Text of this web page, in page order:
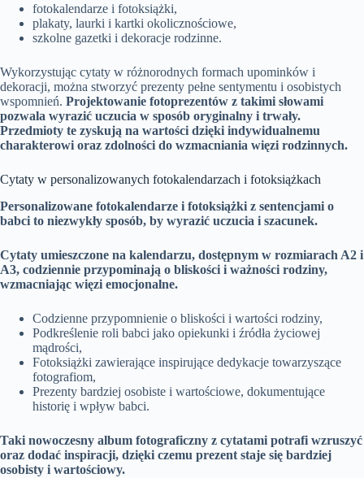
fotokalendarze i fotoksiążki,
plakaty, laurki i kartki okolicznościowe,
szkolne gazetki i dekoracje rodzinne.
Wykorzystując cytaty w różnorodnych formach upominków i
dekoracji, można stworzyć prezenty pełne sentymentu i osobistych
wspomnień. Projektowanie fotoprezentów z takimi słowami
pozwala wyrazić uczucia w sposób oryginalny i trwały.
Przedmioty te zyskują na wartości dzięki indywidualnemu
charakterowi oraz zdolności do wzmacniania więzi rodzinnych.
Cytaty w personalizowanych fotokalendarzach i fotoksiążkach
Personalizowane fotokalendarze i fotoksiążki z sentencjami o
babci to niezwykły sposób, by wyrazić uczucia i szacunek.
Cytaty umieszczone na kalendarzu, dostępnym w rozmiarach A2 i
A3, codziennie przypominają o bliskości i ważności rodziny,
wzmacniając więzi emocjonalne.
Codzienne przypomnienie o bliskości i wartości rodziny,
Podkreślenie roli babci jako opiekunki i źródła życiowej
mądrości,
Fotoksiążki zawierające inspirujące dedykacje towarzyszące
fotografiom,
Prezenty bardziej osobiste i wartościowe, dokumentujące
historię i wpływ babci.
Taki nowoczesny album fotograficzny z cytatami potrafi wzruszyć
oraz dodać inspiracji, dzięki czemu prezent staje się bardziej
osobisty i wartościowy.